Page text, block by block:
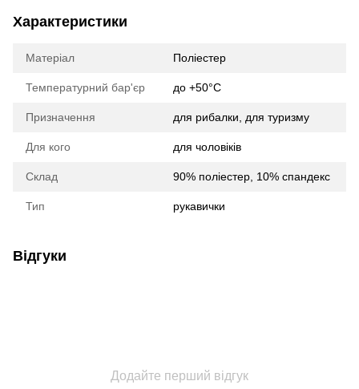
Характеристики
Матеріал Поліестер
Температурний бар'єр до +50°C
Призначення для рибалки, для туризму
Для кого для чоловіків
Склад 90% поліестер, 10% спандекс
Тип рукавички
Відгуки
Додайте перший відгук